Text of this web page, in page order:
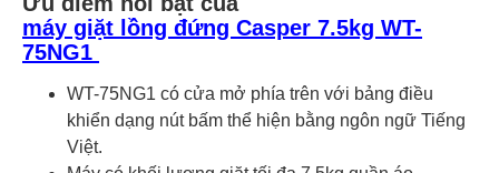
máy giặt lồng đứng Casper 7.5kg WT-
75NG1
WT-75NG1 có cửa mở phía trên với bảng điều
khiển dạng nút bấm thể hiện bằng ngôn ngữ Tiếng
Việt.